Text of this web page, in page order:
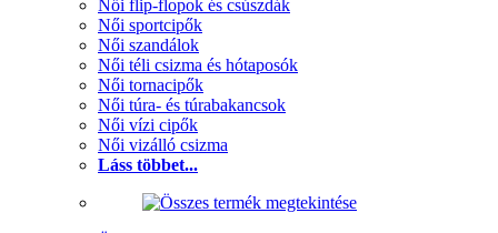
Női flip-flopok és csúszdák
Női sportcipők
Női szandálok
Női téli csizma és hótaposók
Női tornacipők
Női túra- és túrabakancsok
Női vízi cipők
Női vizálló csizma
Láss többet...